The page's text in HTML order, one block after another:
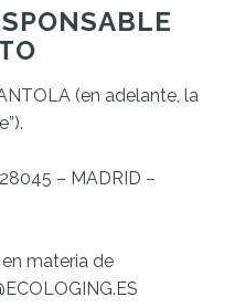
(en adelante, la
– MADRID –
materia de